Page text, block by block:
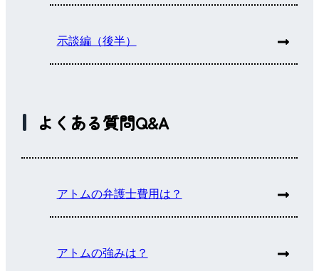
示談編（後半）
よくある質問Q&A
アトムの弁護士費用は？
アトムの強みは？